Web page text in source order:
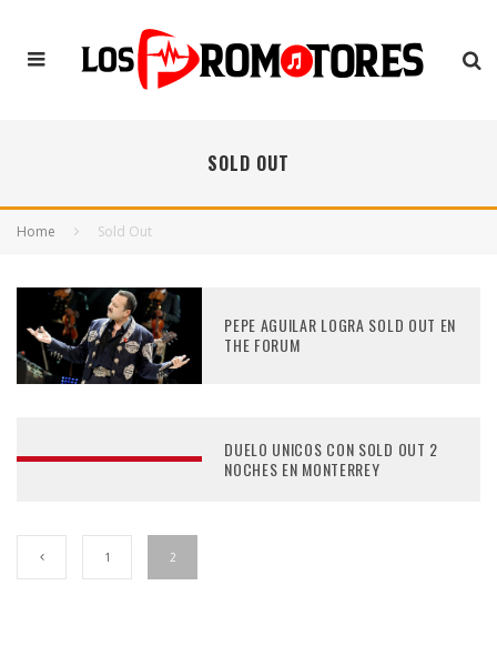
SOLD OUT
Home Sold Out
PEPE AGUILAR LOGRA SOLD OUT EN
THE FORUM
DUELO UNICOS CON SOLD OUT 2
NOCHES EN MONTERREY
1 2